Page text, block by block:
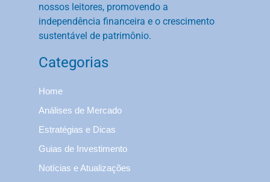
nossos leitores, promovendo a
independência financeira e o crescimento
sustentável de patrimônio.
Categorias
Home
Análises de Mercado
Estratégias e Dicas
Guias de Investimento
Notícias e Atualizações